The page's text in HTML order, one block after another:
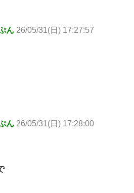
ん 26/05/31(日) 17:27:57
ん 26/05/31(日) 17:28:00